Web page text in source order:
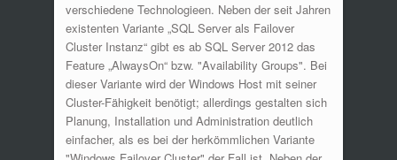
verschiedene Technologieen. Neben der seit Jahren
existenten Variante „SQL Server als Failover
Cluster Instanz“ gibt es ab SQL Server 2012 das
Feature „AlwaysOn“ bzw. "Availability Groups". Bei
dieser Variante wird der Windows Host mit seiner
Cluster-Fähigkeit benötigt; allerdings gestalten sich
Planung, Installation und Administration deutlich
einfacher, als es bei der herkömmlichen Variante